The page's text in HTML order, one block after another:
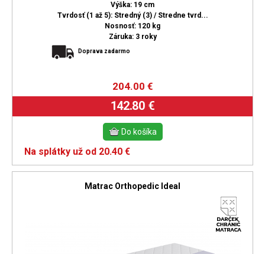
Výška: 19 cm
Tvrdosť (1 až 5): Stredný (3) / Stredne tvrd...
Nosnosť: 120 kg
Záruka: 3 roky
Doprava zadarmo
204.00 €
142.80 €
Na splátky už od 20.40 €
Matrac Orthopedic Ideal